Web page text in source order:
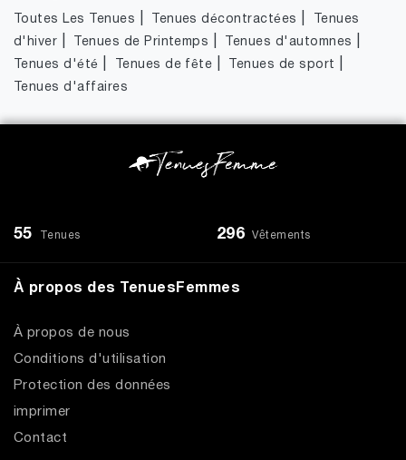
Toutes Les Tenues Tenues décontractées
Tenues
d'hiver
Tenues de Printemps Tenues d'automnes
Tenues d'été Tenues de fête Tenues de sport
Tenues d'affaires
55 Tenues 296 Vêtements
À propos des TenuesFemmes
À propos de nous
Conditions d'utilisation
Protection des données
imprimer
Contact